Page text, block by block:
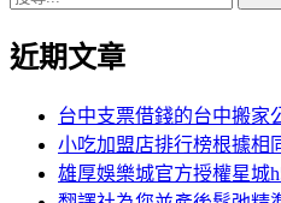
近期文章
台中支票借錢的台中搬家
小吃加盟店排行榜根據相
雄厚娛樂城官方授權星城